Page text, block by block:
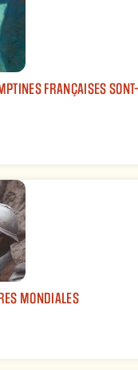
FRANÇAISES
MONDIALES